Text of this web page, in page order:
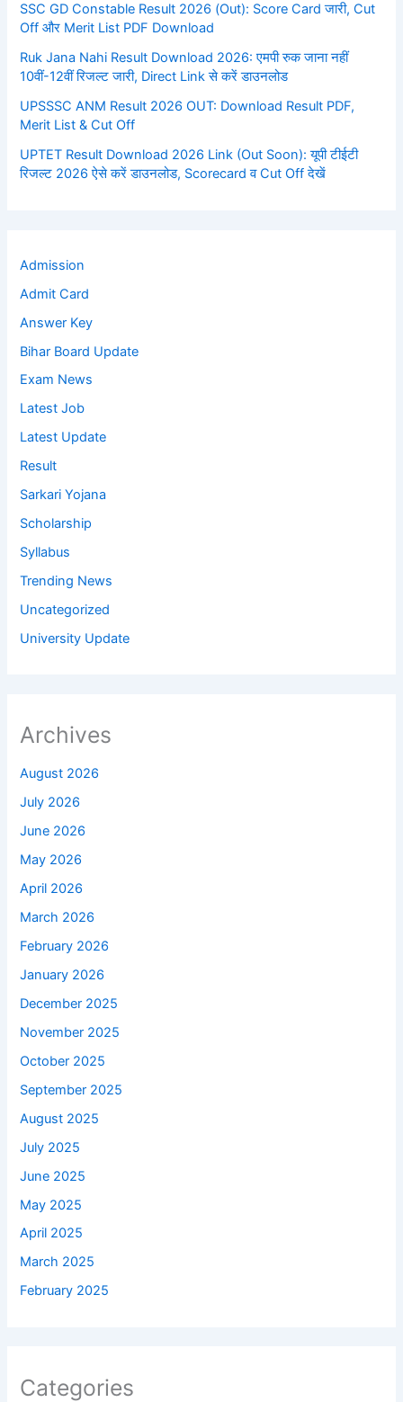
SSC GD Constable Result 2026 (Out): Score Card जारी, Cut
Off और Merit List PDF Download
Ruk Jana Nahi Result Download 2026: एमपी रुक जाना नहीं
10वीं-12वीं रिजल्ट जारी, Direct Link से करें डाउनलोड
UPSSSC ANM Result 2026 OUT: Download Result PDF,
Merit List & Cut Off
UPTET Result Download 2026 Link (Out Soon): यूपी टीईटी
रिजल्ट 2026 ऐसे करें डाउनलोड, Scorecard व Cut Off देखें
Admission
Admit Card
Answer Key
Bihar Board Update
Exam News
Latest Job
Latest Update
Result
Sarkari Yojana
Scholarship
Syllabus
Trending News
Uncategorized
University Update
Archives
August 2026
July 2026
June 2026
May 2026
April 2026
March 2026
February 2026
January 2026
December 2025
November 2025
October 2025
September 2025
August 2025
July 2025
June 2025
May 2025
April 2025
March 2025
February 2025
Categories